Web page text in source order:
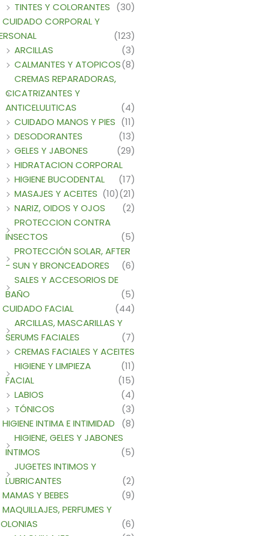
TINTES Y COLORANTES (30)
CUIDADO CORPORAL Y
(123)
ARCILLAS
(3)
CALMANTES Y ATOPICOS(8)
CREMAS REPARADORAS,
CICATRIZANTES Y
ANTICELULITICAS
(4)
CUIDADO MANOS Y PIES (11)
DESODORANTES
(13)
GELES Y JABONES
(29)
HIDRATACION CORPORAL
(17)
HIGIENE BUCODENTAL
(21)
MASAJES Y ACEITES (10)
NARIZ, OIDOS Y OJOS
(2)
PROTECCION CONTRA
INSECTOS
(5)
PROTECCIÓN SOLAR, AFTER
- SUN Y BRONCEADORES
(6)
SALES Y ACCESORIOS DE
BAÑO
(5)
CUIDADO FACIAL
(44)
ARCILLAS, MASCARILLAS Y
SERUMS FACIALES
(7)
CREMAS FACIALES Y ACEITES
(11)
HIGIENE Y LIMPIEZA
FACIAL
(15)
LABIOS
(4)
TÓNICOS
(3)
HIGIENE INTIMA E INTIMIDAD
(8)
HIGIENE, GELES Y JABONES
INTIMOS
(5)
JUGETES INTIMOS Y
LUBRICANTES
(2)
MAMAS Y BEBES
(9)
MAQUILLAJES, PERFUMES Y
(6)